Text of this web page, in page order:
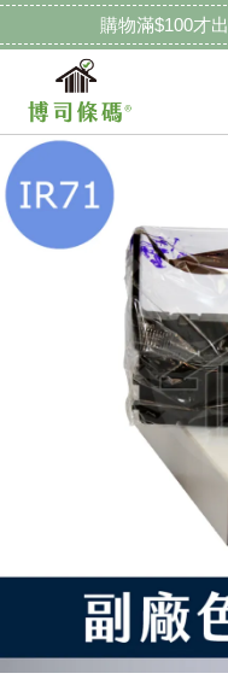
購物滿$100才